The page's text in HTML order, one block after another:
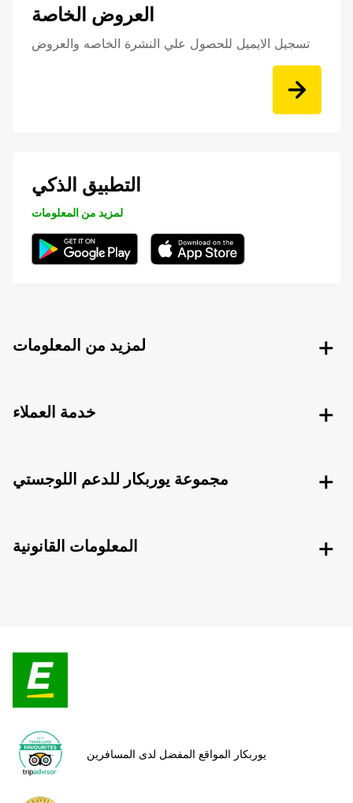
العروض الخاصة
تسجيل الايميل للحصول علي النشرة الخاصه والعروض
التطبيق الذكي
لمزيد من المعلومات
لمزيد من المعلومات
خدمة العملاء
مجموعة يوربكار للدعم اللوجستي
المعلومات القانونية
يوربكار المواقع المفضل لدى المسافرين